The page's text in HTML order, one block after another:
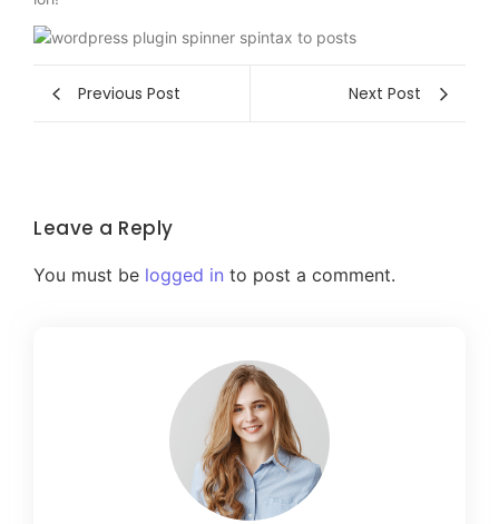
Previous Post Next Post
Leave a Reply
You must be logged in to post a comment.